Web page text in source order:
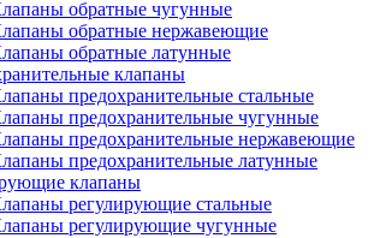
обратные чугунные
обратные нержавеющие
обратные латунные
клапаны
предохранительные стальные
предохранительные чугунные
предохранительные нержавеющие
предохранительные латунные
клапаны
регулирующие стальные
регулирующие чугунные